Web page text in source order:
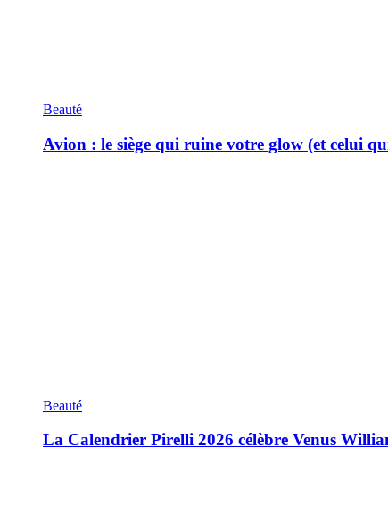
Beauté
Avion : le siège qui ruine votre glow (et celui
Beauté
La Calendrier Pirelli 2026 célèbre Venus